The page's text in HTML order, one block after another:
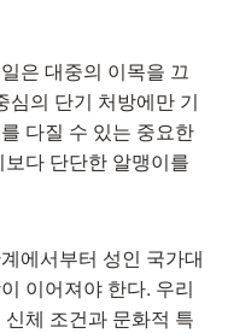
은 대중의 이목을 끄
심의 단기 처방에만 기
다질 수 있는 중요한
다 단단한 알맹이를
에서부터 성인 국가대
이어져야 한다. 우리
체 조건과 문화적 특